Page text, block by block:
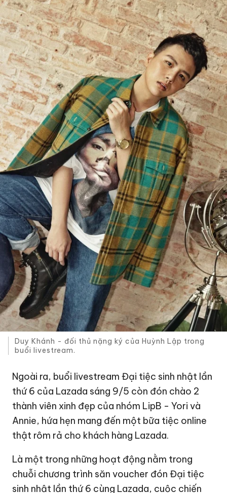
Duy Khánh - đối thủ nặng ký của Huỳnh Lập trong
buổi livestream.
Ngoài ra, buổi livestream Đại tiệc sinh nhật lần
thứ 6 của Lazada sáng 9/5 còn đón chào 2
thành viên xinh đẹp của nhóm LipB - Yori và
Annie, hứa hẹn mang đến một bữa tiệc online
thật rôm rả cho khách hàng Lazada.
Là một trong những hoạt động nằm trong
chuỗi chương trình săn voucher đón Đại tiệc
sinh nhật lần thứ 6 cùng Lazada, cuộc chiến